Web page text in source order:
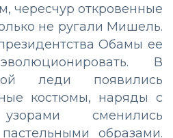
чересчур откровенные
не ругали Мишель.
Обамы ее
В
леди появились
костюмы, наряды с
сменились
образами.